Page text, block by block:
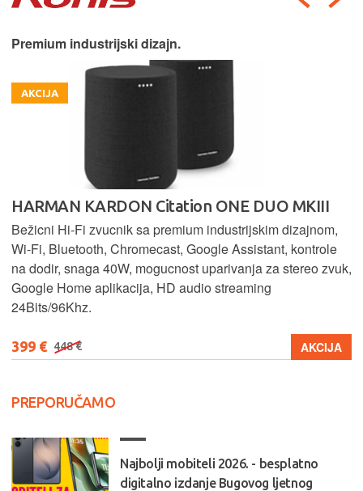
Premium industrijski dizajn.
AKCIJA
HARMAN KARDON Citation ONE DUO MKIII
Bežicni Hi-Fi zvucnik sa premium industrijskim dizajnom,
Wi-Fi, Bluetooth, Chromecast, Google Assistant, kontrole
na dodir, snaga 40W, mogucnost uparivanja za stereo zvuk,
Google Home aplikacija, HD audio streaming
24Bits/96Khz.
399 € 448 € AKCIJA
PREPORUČAMO
Najbolji mobiteli 2026. - besplatno
digitalno izdanje Bugovog ljetnog